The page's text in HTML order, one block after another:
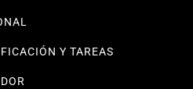
Y TAREAS